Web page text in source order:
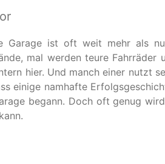
Garage ist oft weit mehr als
mal werden teure Fahrräder
hier. Und manch einer nutzt
einige namhafte
begann. Doch oft genug